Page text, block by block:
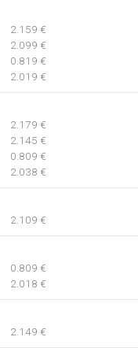
2.159 €
2.099 €
0.819 €
2.019 €
2.179 €
2.145 €
0.809 €
2.038 €
2.109 €
0.809 €
2.018 €
2.149 €